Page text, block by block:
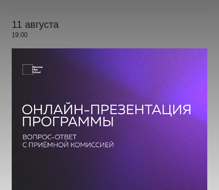
11 августа
19:00